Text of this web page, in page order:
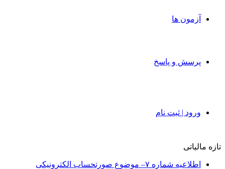
آزمون ها
پرسش و پاسخ
ورود | ثبت نام
تازه مالیاتی
اطلاعیه شماره ۷– موضوع صورتحساب الکترونیکی